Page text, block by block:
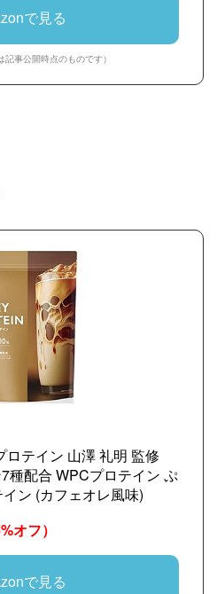
で見る
記事公開時点のものです）
ロテイン 山澤 礼明 監修
種配合 WPCプロテイン ぷ
ン (カフェオレ風味)
オフ）
で見る